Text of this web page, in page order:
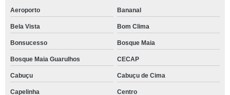
Aeroporto Bananal
Bela Vista Bom Clima
Bonsucesso Bosque Maia
Bosque Maia Guarulhos CECAP
Cabuçu Cabuçu de Cima
Capelinha Centro